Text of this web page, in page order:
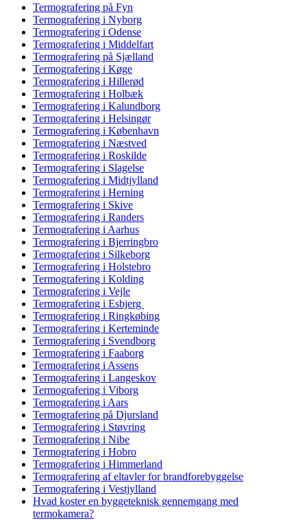
Termografering på Fyn
Termografering i Nyborg
Termografering i Odense
Termografering i Middelfart
Termografering på Sjælland
Termografering i Køge
Termografering i Hillerød
Termografering i Holbæk
Termografering i Kalundborg
Termografering i Helsingør
Termografering i København
Termografering i Næstved
Termografering i Roskilde
Termografering i Slagelse
Termografering i Midtjylland
Termografering i Herning
Termografering i Skive
Termografering i Randers
Termografering i Aarhus
Termografering i Bjerringbro
Termografering i Silkeborg
Termografering i Holstebro
Termografering i Kolding
Termografering i Vejle
Termografering i Esbjerg
Termografering i Ringkøbing
Termografering i Kerteminde
Termografering i Svendborg
Termografering i Faaborg
Termografering i Assens
Termografering i Langeskov
Termografering i Viborg
Termografering i Aars
Termografering på Djursland
Termografering i Støvring
Termografering i Nibe
Termografering i Hobro
Termografering i Himmerland
Termografering af eltavler for brandforebyggelse
Termografering i Vestjylland
Hvad koster en byggeteknisk gennemgang med
termokamera?